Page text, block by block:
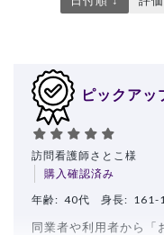
ピックアッ
訪問看護師さとこ様
購入確認済み
年齢: 40代 身長: 161-
同業者や利用者から「